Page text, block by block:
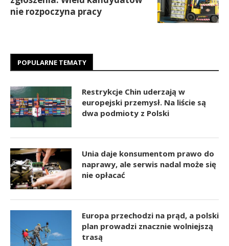
nie rozpoczyna pracy
POPULARNE TEMATY
Restrykcje Chin uderzają w
europejski przemysł. Na liście są
dwa podmioty z Polski
Unia daje konsumentom prawo do
naprawy, ale serwis nadal może się
nie opłacać
Europa przechodzi na prąd, a polski
plan prowadzi znacznie wolniejszą
trasą